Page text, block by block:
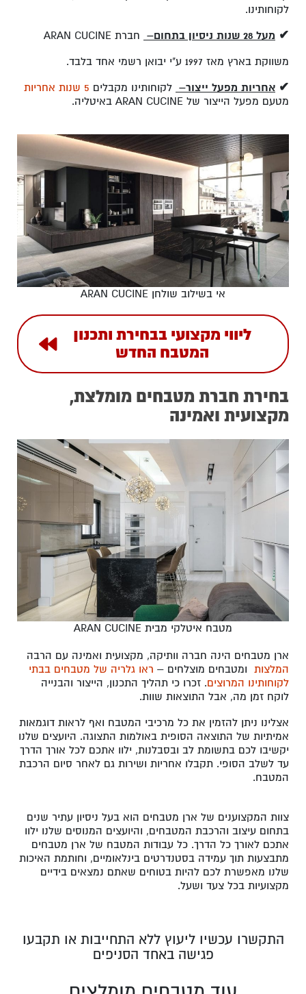
לקוחותינו.
✔ מעל 28 שנות ניסיון בתחום – חברת ARAN CUCINE
משווקת בארץ מאז 1997 ע"י יבואן רשמי אחד בלבד.
✔ אחריות מפעל ייצור– לקוחותינו מקבלים 5 שנות אחריות
מטעם מפעל הייצור של ARAN CUCINE באיטליה.
אי בשילוב שולחן ARAN CUCINE
ליווי מקצועי בבחירת ותכנון
המטבח החדש
בחירת חברת מטבחים מומלצת,
מקצועית ואמינה
מטבח איטלקי מבית ARAN CUCINE
ארן מטבחים הינה חברה וותיקה, מקצועית ואמינה עם הרבה
המלצות ומטבחים מוצלחים – ראו גלריה של מטבחים בבתי
לקוחותינו המרוצים. זכרו כי תהליך התכנון, הייצור והבנייה
לוקח זמן מה, אבל התוצאות שוות.
אצלינו ניתן להזמין את כל מרכיבי המטבח ואף לראות דוגמאות
אמיתיות של התוצאה הסופית באולמות התצוגה. היועצים שלנו
יקשיבו לכם בתשומת לב ובסבלנות, ילוו אתכם לכל אורך הדרך
עד לשלב הסופי. תקבלו אחריות ושירות גם לאחר סיום הרכבת
המטבח.
צוות המקצוענים של ארן מטבחים הוא בעל ניסיון עתיר שנים
בתחום עיצוב והרכבת המטבחים, והיועצים המנוסים שלנו ילוו
אתכם לאורך כל הדרך. כל עבודות המטבח של ארן מטבחים
מתבצעות תוך עמידה בסטנדרטים בינלאומיים, וחותמת האיכות
שלנו מאפשרת לכם להיות בטוחים שאתם נמצאים בידיים
מקצועיות בכל צעד ושעל.
התקשרו עכשיו ליעוץ ללא התחייבות או תקבעו
פגישה באחד הסניפים